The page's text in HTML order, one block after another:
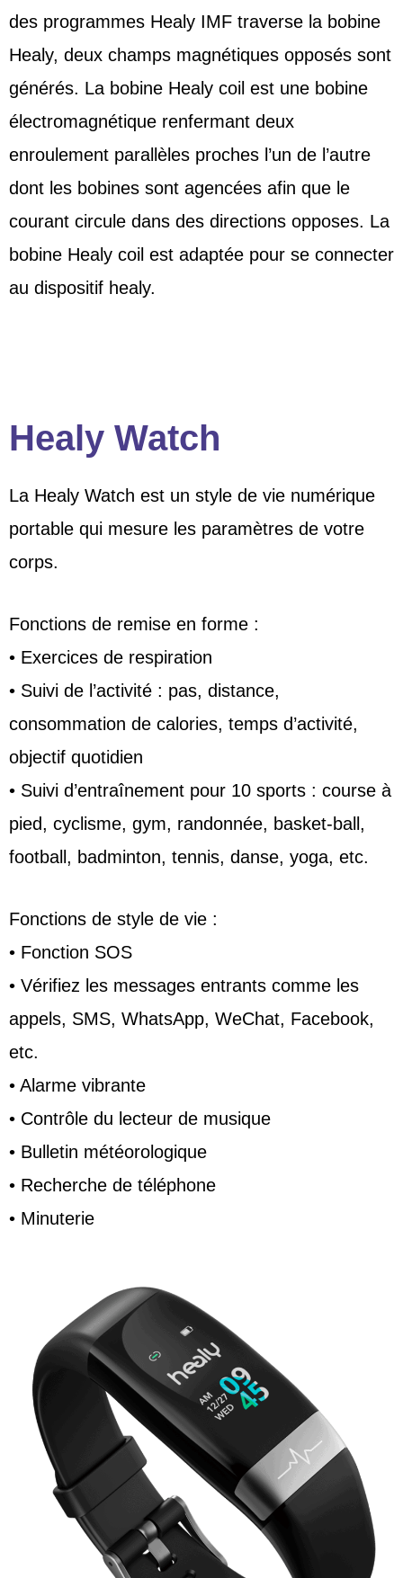
des programmes Healy IMF traverse la bobine
Healy, deux champs magnétiques opposés sont
générés. La bobine Healy coil est une bobine
électromagnétique renfermant deux
enroulement parallèles proches l’un de l’autre
dont les bobines sont agencées afin que le
courant circule dans des directions opposes. La
bobine Healy coil est adaptée pour se connecter
au dispositif healy.
Healy Watch
La Healy Watch est un style de vie numérique
portable qui mesure les paramètres de votre
corps.
Fonctions de remise en forme :
• Exercices de respiration
• Suivi de l’activité : pas, distance,
consommation de calories, temps d’activité,
objectif quotidien
• Suivi d’entraînement pour 10 sports : course à
pied, cyclisme, gym, randonnée, basket-ball,
football, badminton, tennis, danse, yoga, etc.
Fonctions de style de vie :
• Fonction SOS
• Vérifiez les messages entrants comme les
appels, SMS, WhatsApp, WeChat, Facebook,
etc.
• Alarme vibrante
• Contrôle du lecteur de musique
• Bulletin météorologique
• Recherche de téléphone
• Minuterie